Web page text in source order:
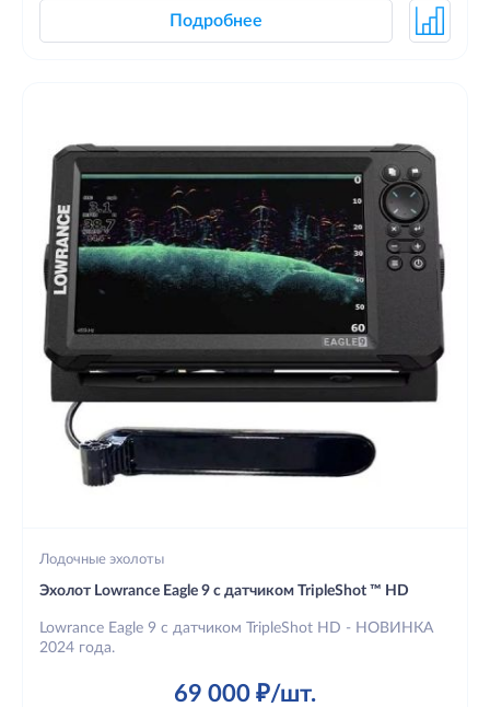
Подробнее
Лодочные эхолоты
Эхолот Lowrance Eagle 9 с датчиком TripleShot ™ HD
Lowrance Eagle 9 с датчиком TripleShot HD - НОВИНКА
2024 года.
69 000 ₽/шт.